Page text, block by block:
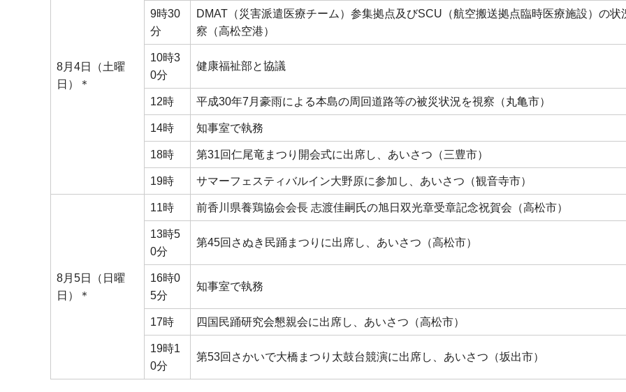
8月4日（土曜
日）＊
9時30
分
DMAT（災害派遣医療チーム）参集拠点及びSCU（航空搬送拠点臨時医療施設）の状
察（高松空港）
10時3
0分
健康福祉部と協議
12時 平成30年7月豪雨による本島の周回道路等の被災状況を視察（丸亀市）
14時 知事室で執務
18時 第31回仁尾竜まつり開会式に出席し、あいさつ（三豊市）
19時 サマーフェスティバルイン大野原に参加し、あいさつ（観音寺市）
8月5日（日曜
日）＊
11時 前香川県養鶏協会会長 志渡佳嗣氏の旭日双光章受章記念祝賀会（高松市）
13時5
0分
第45回さぬき民踊まつりに出席し、あいさつ（高松市）
16時0
5分
知事室で執務
17時 四国民踊研究会懇親会に出席し、あいさつ（高松市）
19時1
0分
第53回さかいで大橋まつり太鼓台競演に出席し、あいさつ（坂出市）